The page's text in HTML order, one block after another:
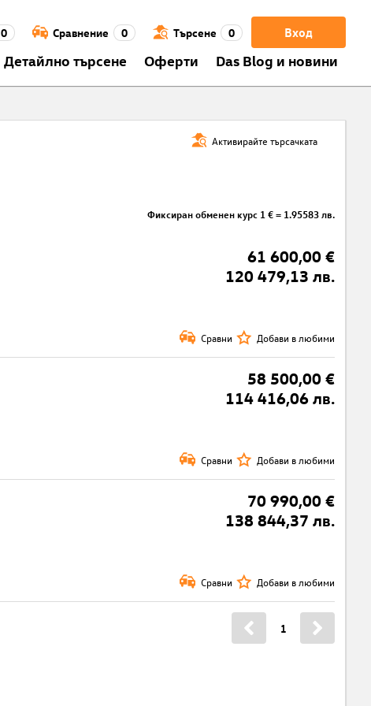
Вход
0 Сравнение 0 Търсене 0
Детайлно търсене Оферти Das Blog и новини
Активирайте търсачката
Фиксиран обменен курс 1 € = 1.95583 лв.
61 600,00 €
120 479,13 лв.
Сравни Добави в любими
58 500,00 €
114 416,06 лв.
Сравни Добави в любими
70 990,00 €
138 844,37 лв.
Сравни Добави в любими
1